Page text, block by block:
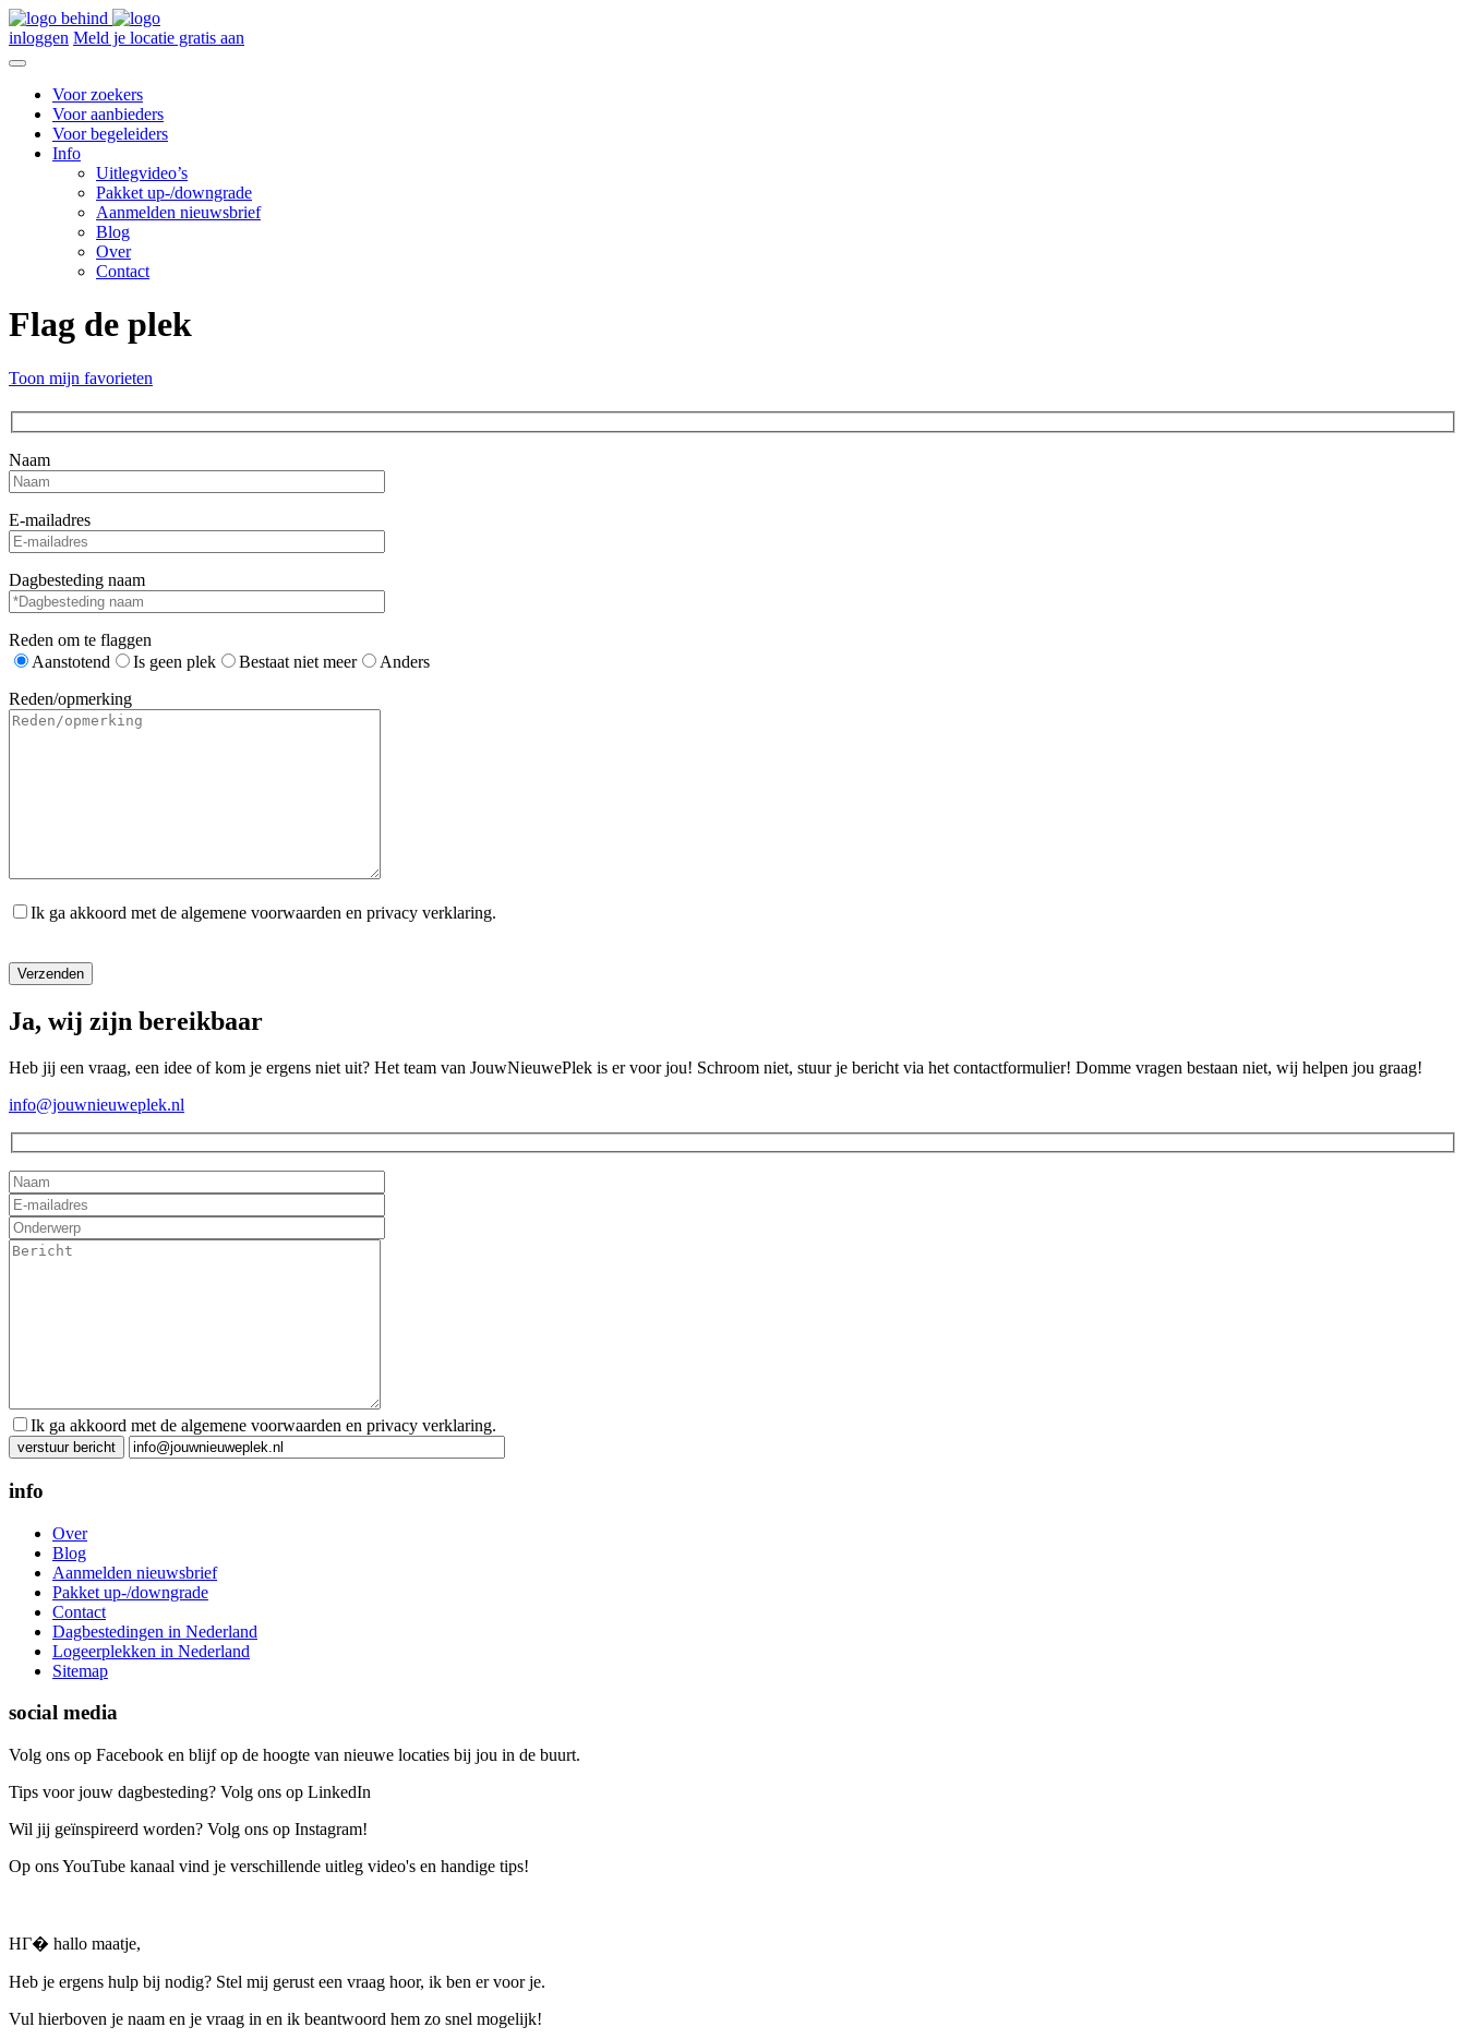
inloggen Meld je locatie gratis aan
Voor zoekers
Voor aanbieders
Voor begeleiders
Info
Uitlegvideo’s
Pakket up-/downgrade
Aanmelden nieuwsbrief
Blog
Over
Contact
Flag de plek
Toon mijn favorieten
Naam
E-mailadres
Dagbesteding naam
Reden om te flaggen
Aanstotend
Is geen plek Bestaat niet meer
Anders
Reden/opmerking
Ik ga akkoord met de algemene voorwaarden en privacy verklaring.
Ja, wij zijn bereikbaar
Heb jij een vraag, een idee of kom je ergens niet uit? Het team van JouwNieuwePlek is er voor jou! Schroom niet, stuur je bericht via het contactformulier! Domme vragen bestaan niet, wij helpen jou graag!
info@jouwnieuweplek.nl
Ik ga akkoord met de algemene voorwaarden en privacy verklaring.
Gelieve dit veld leeg te laten.
info
Over
Blog
Aanmelden nieuwsbrief
Pakket up-/downgrade
Contact
Dagbestedingen in Nederland
Logeerplekken in Nederland
Sitemap
social media
Volg ons op Facebook en blijf op de hoogte van nieuwe locaties bij jou in de buurt.
Tips voor jouw dagbesteding? Volg ons op LinkedIn
Wil jij geïnspireerd worden? Volg ons op Instagram!
Op ons YouTube kanaal vind je verschillende uitleg video's en handige tips!
HГ� hallo maatje,
Heb je ergens hulp bij nodig? Stel mij gerust een vraag hoor, ik ben er voor je.
Vul hierboven je naam en je vraag in en ik beantwoord hem zo snel mogelijk!